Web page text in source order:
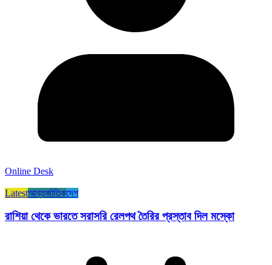
Online Desk
Latestআন্তর্জাতিকদেশ
রাশিয়া থেকে ভারতে সরাসরি রেলপথ তৈরির প্রস্তাব দিল মস্কো